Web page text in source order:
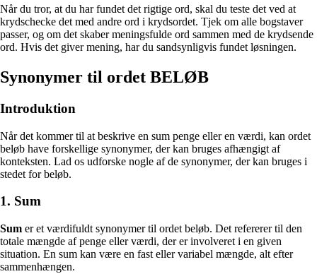
Når du tror, at du har fundet det rigtige ord, skal du teste det ved at
krydschecke det med andre ord i krydsordet. Tjek om alle bogstaver
passer, og om det skaber meningsfulde ord sammen med de krydsende
ord. Hvis det giver mening, har du sandsynligvis fundet løsningen.
Synonymer til ordet BELØB
Introduktion
Når det kommer til at beskrive en sum penge eller en værdi, kan ordet
beløb have forskellige synonymer, der kan bruges afhængigt af
konteksten. Lad os udforske nogle af de synonymer, der kan bruges i
stedet for beløb.
1. Sum
Sum er et værdifuldt synonymer til ordet beløb. Det refererer til den
totale mængde af penge eller værdi, der er involveret i en given
situation. En sum kan være en fast eller variabel mængde, alt efter
sammenhængen.